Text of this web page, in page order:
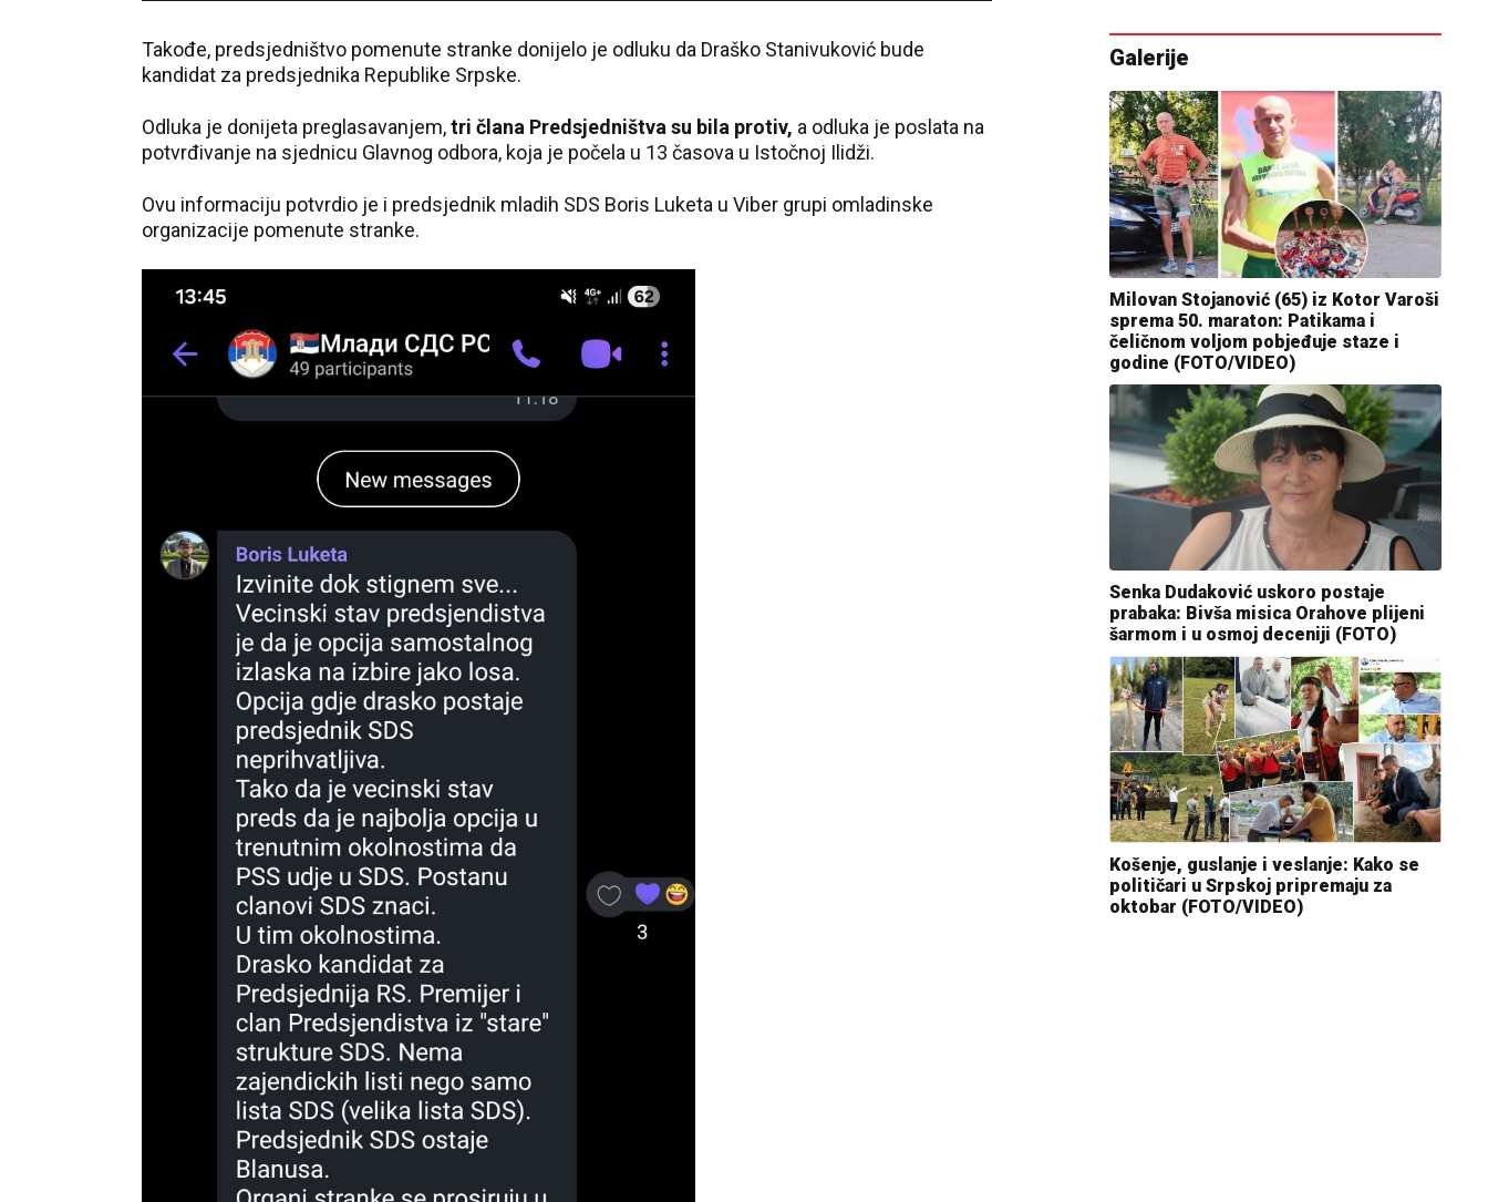
Takođe, predsjedništvo pomenute stranke donijelo je odluku da Draško Stanivuković bude
kandidat za predsjednika Republike Srpske.
Odluka je donijeta preglasavanjem,tri člana Predsjedništva su bila protiv, a odluka je poslata na
potvrđivanje na sjednicu Glavnog odbora, koja je počela u 13 časova u Istočnoj Ilidži.
Ovu informaciju potvrdio je i predsjednik mladih SDS Boris Luketa u Viber grupi omladinske
organizacije pomenute stranke.
Galerije
Milovan Stojanović (65) iz Kotor Varoši
sprema 50. maraton: Patikama i
čeličnom voljom pobjeđuje staze i
godine (FOTO/VIDEO)
Senka Dudaković uskoro postaje
prabaka: Bivša misica Orahove plijeni
šarmom i u osmoj deceniji (FOTO)
Košenje, guslanje i veslanje: Kako se
političari u Srpskoj pripremaju za
oktobar (FOTO/VIDEO)